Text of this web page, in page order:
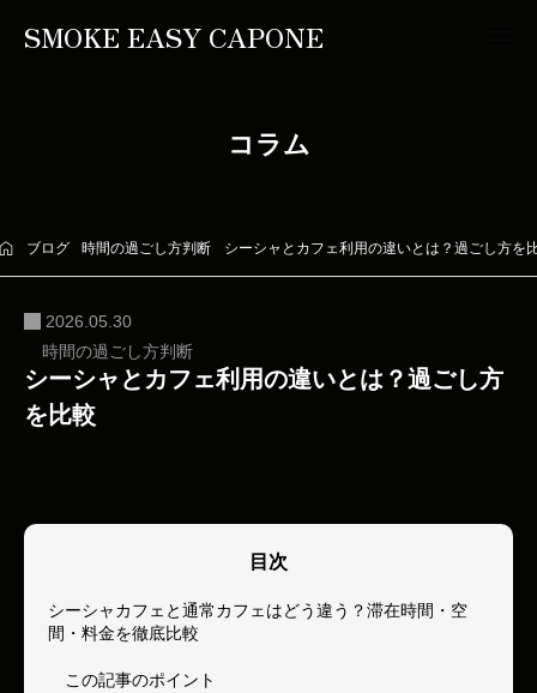
SMOKE EASY CAPONE
コラム
ブログ 時間の過ごし方判断 シーシャとカフェ利用の違いとは？過ごし方を
2026.05.30
時間の過ごし方判断
シーシャとカフェ利用の違いとは？過ごし方
を比較
目次
シーシャカフェと通常カフェはどう違う？滞在時間・空
間・料金を徹底比較
この記事のポイント